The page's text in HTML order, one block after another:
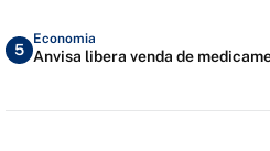
5
Economia
Anvisa libera venda de